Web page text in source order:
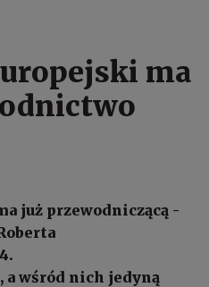
ma
już przewodniczącą -
a wśród nich jedyną